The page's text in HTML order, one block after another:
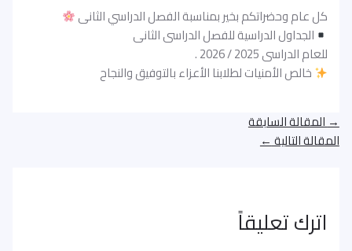
كل عام وحضراتكم بخير بمناسبة الفصل الدراسي الثانى
الجداول الدراسية للفصل الدراسى الثانى
للعام الدراسى 2025 / 2026 .
خالص الأمنيات لطلابنا الأعزاء بالتوفيق والنجاح
→المقالة السابقة
المقالة التالية←
اترك تعليقاً